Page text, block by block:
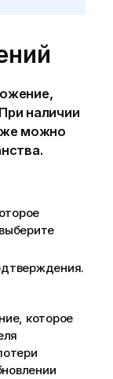
,
наличии
можно
которое